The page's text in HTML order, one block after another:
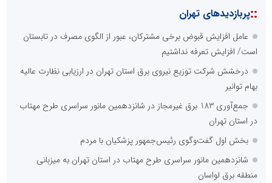
::پربازدیدهای تهران
عامل افزایش قبوض برخی مشترکان، عبور از الگوی مصرف در تابستان
است/ افزایش تعرفه نداشتیم
درخشش شرکت توزیع نیروی برق استان تهران در ارزیابی نظارت عالیه
بهام توانیر
جمع‌آوری 183 برق غیرمجاز در شانزدهمین مانور سراسری طرح مهتاب
در استان تهران
بخش اول گفت‌وگوی رئیس‌جمهور پزشکیان با مردم
شانزدهمین مانور سراسری طرح مهتاب در استان تهران به میزبانی
منطقه برق لواسان